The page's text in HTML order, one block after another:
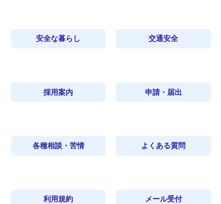
安全な暮らし 交通安全
採用案内 申請・届出
各種相談・苦情 よくある質問
利用規約 メール受付